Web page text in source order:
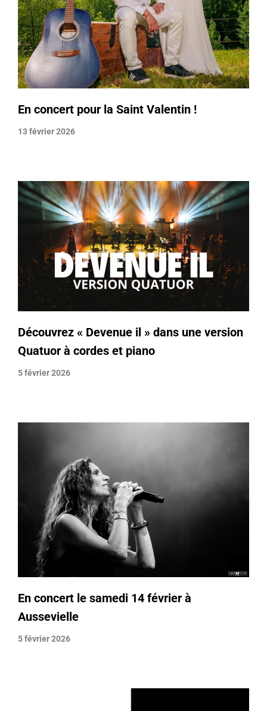
En concert pour la Saint Valentin !
13 février 2026
Découvrez « Devenue il » dans une version
Quatuor à cordes et piano
5 février 2026
En concert le samedi 14 février à
Aussevielle
5 février 2026